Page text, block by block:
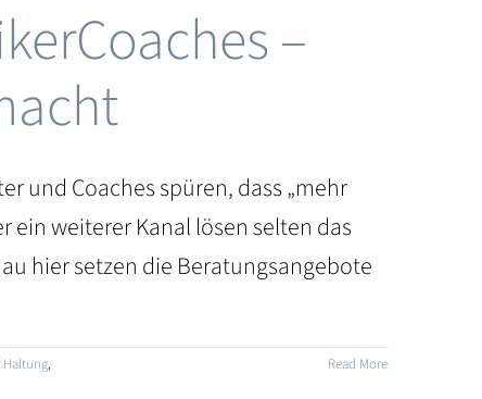
–
und Coaches spüren, dass „mehr
ein weiterer Kanal lösen selten das
hier setzen die Beratungsangebote
,
Read More